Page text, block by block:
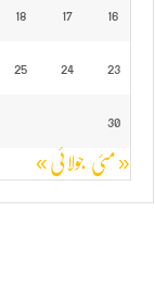
16
17
18
23
24
25
30
« مئی جولائی »